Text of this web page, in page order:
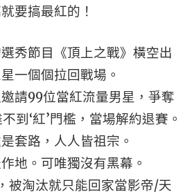
要搞最紅的！
秀節目《頂上之戰》橫空出
一個個拉回戰場。
請99位當紅流量男星，爭奪
到‘紅’門檻，當場解約退賽。
套路，人人皆祖宗。
地。可唯獨沒有黑幕。
被淘汰就只能回家當影帝/天